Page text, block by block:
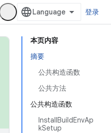
登录
本页内容
摘要
公共构造函数
公共方法
公共构造函数
InstallBuildEnvAp
kSetup